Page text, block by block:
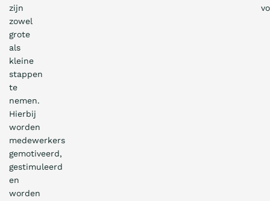
zijn
zowel
grote
als
kleine
stappen
te
nemen.
Hierbij
worden
medewerkers
gemotiveerd,
gestimuleerd
en
worden